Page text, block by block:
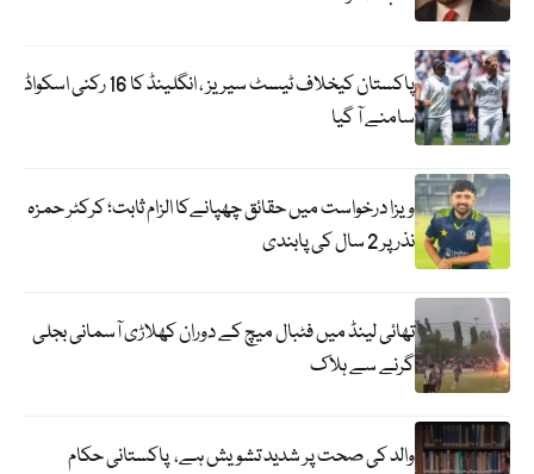
پاکستان کیخلاف ٹیسٹ سیریز ، انگلینڈ کا 16 رکنی اسکواڈ
سامنے آ گیا
ویزا درخواست میں حقائق چھپانےکا الزام ثابت؛ کرکٹر حمزہ
نذر پر 2 سال کی پابندی
تھائی لینڈ میں فٹبال میچ کے دوران کھلاڑی آسمانی بجلی
گرنے سے ہلاک
والد کی صحت پر شدید تشویش ہے، پاکستانی حکام